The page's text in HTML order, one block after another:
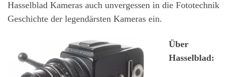
Hasselblad Kameras auch unvergessen in die Fototechnik
Geschichte der legendärsten Kameras ein.
Über
Hasselblad: